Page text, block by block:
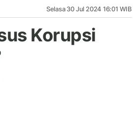
Selasa 30 Jul 2024 16:01 WIB
Korupsi